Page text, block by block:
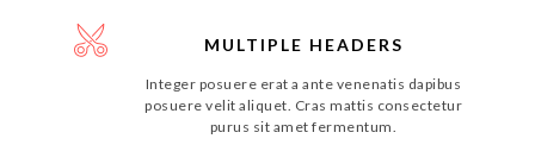
MULTIPLE HEADERS
Integer posuere erat a ante venenatis dapibus
posuere velit aliquet. Cras mattis consectetur
purus sit amet fermentum.